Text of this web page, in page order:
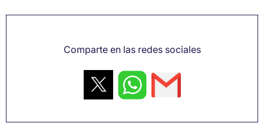
Comparte en las redes sociales